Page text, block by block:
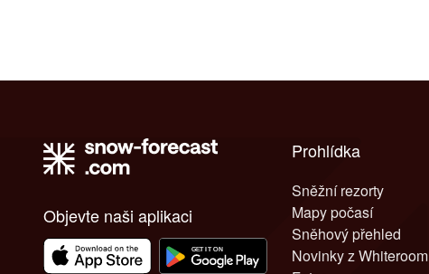
Objevte naši aplikaci
Prohlídka
Sněžní rezorty
Mapy počasí
Sněhový přehled
Novinky z Whiteroom